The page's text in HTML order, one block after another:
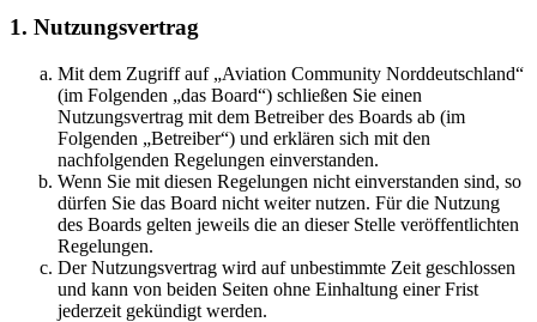
1. Nutzungsvertrag
Mit dem Zugriff auf „Aviation Community Norddeutschland“
(im Folgenden „das Board“) schließen Sie einen
Nutzungsvertrag mit dem Betreiber des Boards ab (im
Folgenden „Betreiber“) und erklären sich mit den
nachfolgenden Regelungen einverstanden.
Wenn Sie mit diesen Regelungen nicht einverstanden sind, so
dürfen Sie das Board nicht weiter nutzen. Für die Nutzung
des Boards gelten jeweils die an dieser Stelle veröffentlichten
Regelungen.
Der Nutzungsvertrag wird auf unbestimmte Zeit geschlossen
und kann von beiden Seiten ohne Einhaltung einer Frist
jederzeit gekündigt werden.